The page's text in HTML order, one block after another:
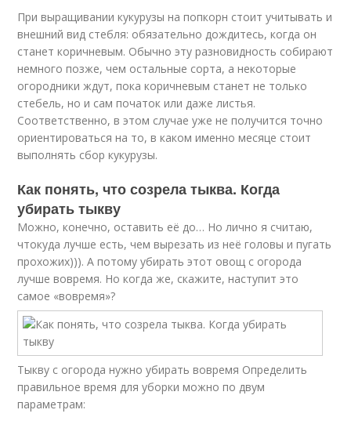
При выращивании кукурузы на попкорн стоит учитывать и
внешний вид стебля: обязательно дождитесь, когда он
станет коричневым. Обычно эту разновидность собирают
немного позже, чем остальные сорта, а некоторые
огородники ждут, пока коричневым станет не только
стебель, но и сам початок или даже листья.
Соответственно, в этом случае уже не получится точно
ориентироваться на то, в каком именно месяце стоит
выполнять сбор кукурузы.
Как понять, что созрела тыква. Когда
убирать тыкву
Можно, конечно, оставить её до… Но лично я считаю,
чтокуда лучше есть, чем вырезать из неё головы и пугать
прохожих))). А потому убирать этот овощ с огорода
лучше вовремя. Но когда же, скажите, наступит это
самое «вовремя»?
Тыкву с огорода нужно убирать вовремя Определить
правильное время для уборки можно по двум
параметрам: